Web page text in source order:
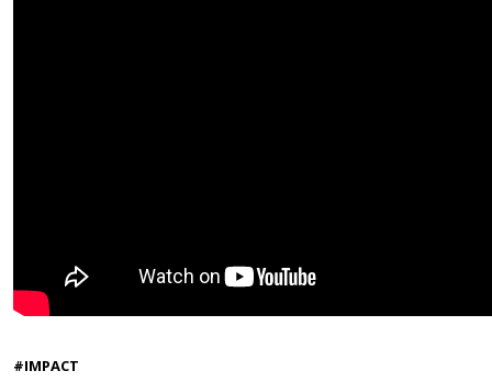
#IMPACT